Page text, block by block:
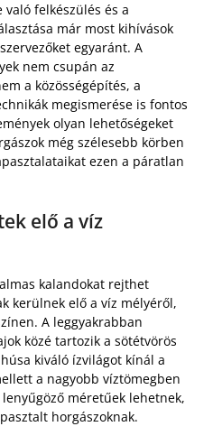
való felkészülés és a
már most kihívások
egyaránt. A
nem csupán az
a közösségépítés, a
megismerése is fontos
olyan lehetőségeket
még szélesebb körben
ezen a páratlan
elő a víz
kalandokat rejthet
kerülnek elő a víz mélyéről,
A leggyakrabban
közé tartozik a sötétvörös
kiváló ízvilágot kínál a
a nagyobb víztömegben
méretűek lehetnek,
horgászoknak.